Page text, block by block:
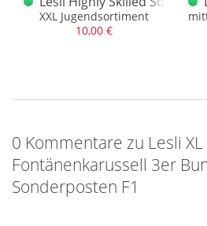
Fontänen
XXL Jugendsortiment
10,00 €
0 Kommentare zu Lesli XL
Fontänenkarussell 3er
Sonderposten F1